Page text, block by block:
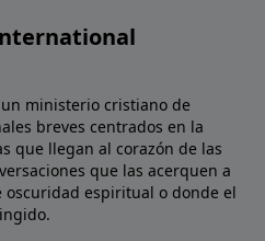
ministerio cristiano de
breves centrados en la
que llegan al corazón de las
que las acerquen a
oscuridad espiritual o donde el